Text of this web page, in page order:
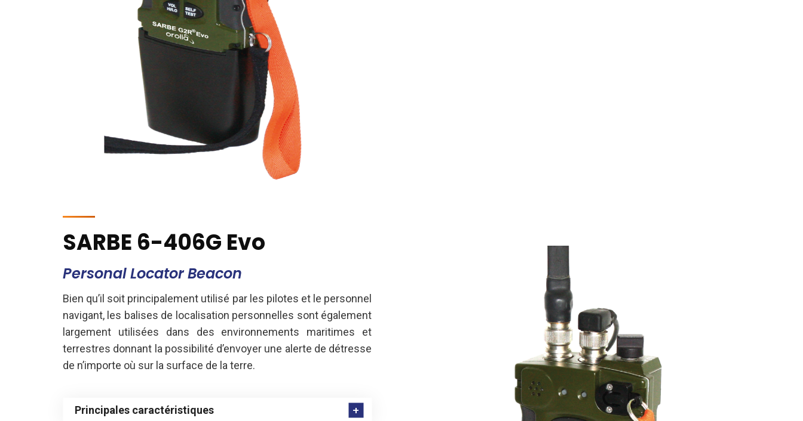
SARBE 6-406G Evo
Personal Locator Beacon
Bien qu’il soit principalement utilisé par les pilotes et le personnel
navigant, les balises de localisation personnelles sont également
largement utilisées dans des environnements maritimes et
terrestres donnant la possibilité d’envoyer une alerte de détresse
de n’importe où sur la surface de la terre.
Principales caractéristiques